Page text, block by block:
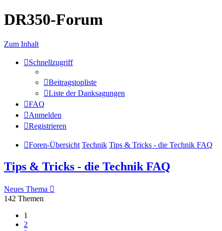
DR350-Forum
Zum Inhalt
Schnellzugriff
Beitragstopliste
Liste der Danksagungen
FAQ
Anmelden
Registrieren
Foren-Übersicht Technik Tips & Tricks - die Technik FAQ
Tips & Tricks - die Technik FAQ
Neues Thema
142 Themen
1
2